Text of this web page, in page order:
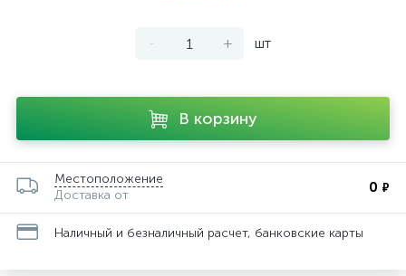
- + шт
В корзину
Местоположение
Доставка от
0 ₽
Наличный и безналичный расчет, банковские карты